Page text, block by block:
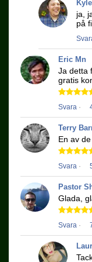
ja,
på
Eric Mn
Ja detta
gratis
Svara ·
Terry
En av
Svara ·
Pastor
Glada,
Svara ·